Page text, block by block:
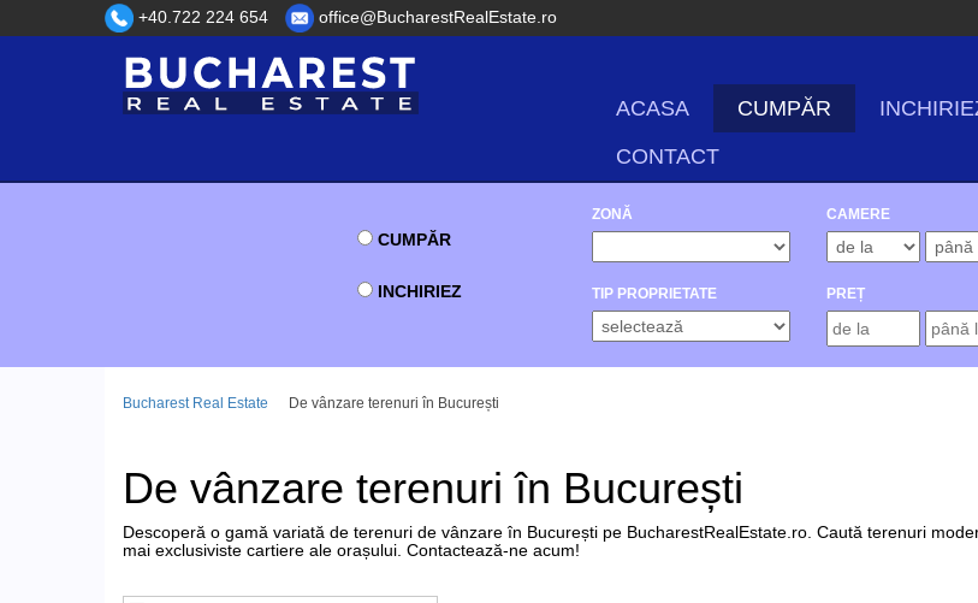
+40.722 224 654 office@BucharestRealEstate.ro
ACASA CUMPĂR
CONTACT
CUMPĂR
INCHIRIEZ
ZONĂ
TIP PROPRIETATE
CAMERE
PREȚ
Bucharest Real Estate De vânzare terenuri în București
De vânzare terenuri în București
Descoperă o gamă variată de terenuri de vânzare în București pe BucharestRealEstate.ro. Caută terenuri
mai exclusiviste cartiere ale orașului. Contactează-ne acum!